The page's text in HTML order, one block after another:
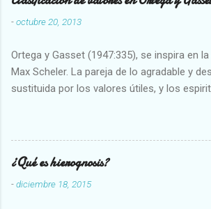
-octubre 20, 2013
Ortega y Gasset (1947:335), se inspira en
Max Scheler. La pareja de lo agradable y
sustituida por los valores útiles, y los
Abundante-Escaso,etc 2 VITALES Sano-
Vulgar Enérgico-Inerte Fuerte-Débil,etc. 3
Intelectuales Conocimiento-Error Exacto-
Evidente-Probable,etc b) Morales Bueno-
malvado Justo-Injusto Escrupuloso-
¿Qué es hierognosis?
-diciembre 18, 2015